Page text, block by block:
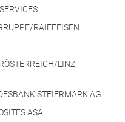
RAIFFEISEN
LINZ
STEIERMARK AG
ASA